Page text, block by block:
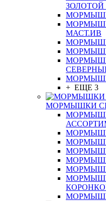
ЗОЛОТОЙ
МАСТ.ИВ
+ ЕЩЕ 3
МОРМЫШКИ